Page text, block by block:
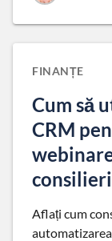
FINANȚE
Cum să
CRM
Aflați cum